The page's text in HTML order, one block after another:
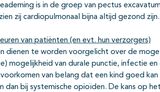
is in de groep van pectus
zij cardiopulmonaal bijna altijd gezond zijn.
van patiënten (en evt. hun verzorgers)
dienen te worden voorgelicht over de
mogelijkheid van durale punctie, infectie
van belang dat een kind goed
dan bij systemische opioïden. De kans op